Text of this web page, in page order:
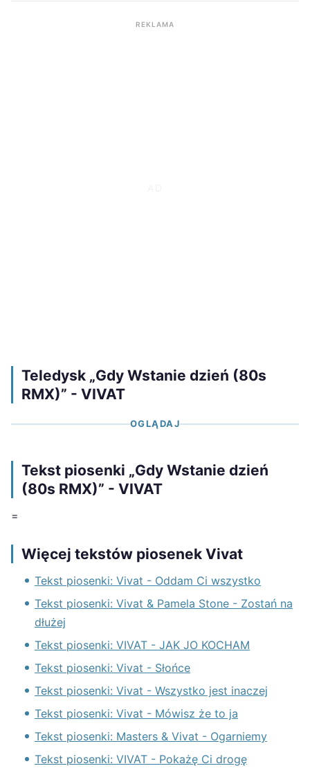
REKLAMA
Teledysk „Gdy Wstanie dzień (80s
RMX)” - VIVAT
OGLĄDAJ
Tekst piosenki „Gdy Wstanie dzień
(80s RMX)” - VIVAT
=
Więcej tekstów piosenek Vivat
Tekst piosenki: Vivat - Oddam Ci wszystko
Tekst piosenki: Vivat & Pamela Stone - Zostań na
dłużej
Tekst piosenki: VIVAT - JAK JO KOCHAM
Tekst piosenki: Vivat - Słońce
Tekst piosenki: Vivat - Wszystko jest inaczej
Tekst piosenki: Vivat - Mówisz że to ja
Tekst piosenki: Masters & Vivat - Ogarniemy
Tekst piosenki: VIVAT - Pokażę Ci drogę